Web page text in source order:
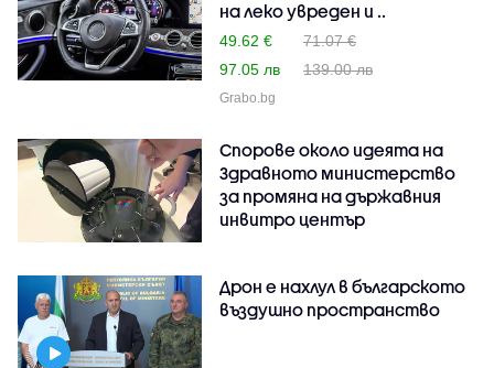
на леко увреден и ..
49.62 €
71.07 €
97.05 лв
139.00 лв
Grabo.bg
Спорове около идеята на
Здравното министерство
за промяна на държавния
инвитро център
Дрон е нахлул в българското
въздушно пространство